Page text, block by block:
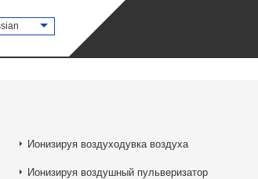
Ионизируя воздуходувка воздуха
Ионизируя воздушный пульверизатор